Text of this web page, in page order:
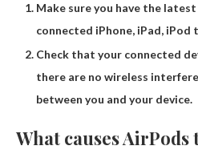
Make sure you have the
connected iPhone, iPad, iPod
Check that your connected
there are no wireless
between you and your device.
What causes AirPods